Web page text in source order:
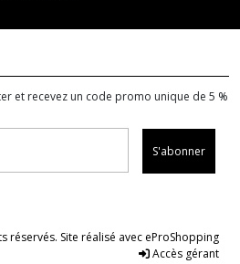
et recevez un code promo unique de 5 %
S'abonner
réservés. Site réalisé avec eProShopping
Accès gérant